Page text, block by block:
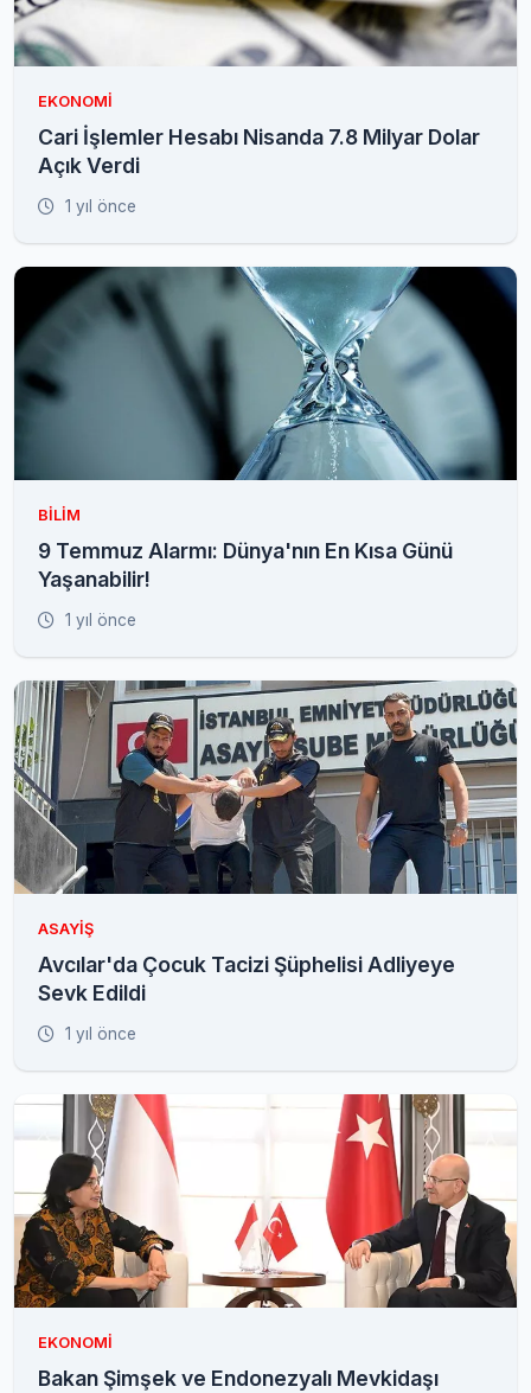
EKONOMI
Cari İşlemler Hesabı Nisanda 7.8 Milyar Dolar
Açık Verdi
1 yıl önce
BILIM
9 Temmuz Alarmı: Dünya'nın En Kısa Günü
Yaşanabilir!
1 yıl önce
ASAYIŞ
Avcılar'da Çocuk Tacizi Şüphelisi Adliyeye
Sevk Edildi
1 yıl önce
EKONOMI
Bakan Şimşek ve Endonezyalı Mevkidaşı